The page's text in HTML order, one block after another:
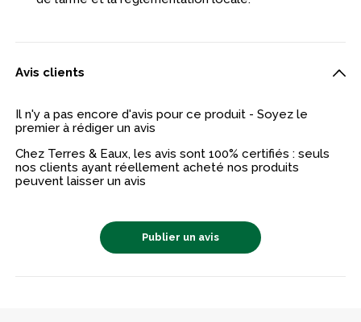
Avis clients
Il n'y a pas encore d'avis pour ce produit - Soyez le
premier à rédiger un avis
Chez Terres & Eaux, les avis sont 100% certifiés : seuls
nos clients ayant réellement acheté nos produits
peuvent laisser un avis
Publier un avis